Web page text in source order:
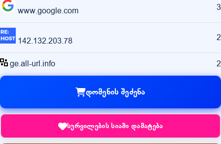
www.google.com 3
142.132.203.78 2
ge.all-url.info 2
დომენის შეძენა
სურვილების სიაში დამატება